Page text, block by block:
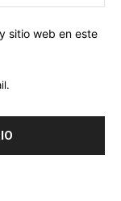
sitio web en este